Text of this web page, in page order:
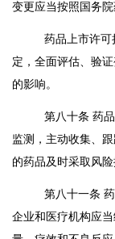
变更应当按照国务
药品上市许
定，全面评估、验
的影响。
第八十条 药
监测，主动收集、
的药品及时采取风险
第八十一条
企业和医疗机构应